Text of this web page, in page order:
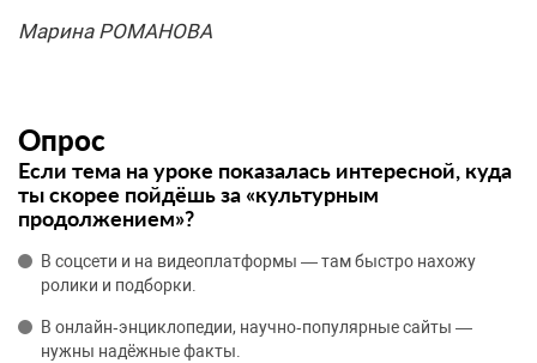
Марина РОМАНОВА
Опрос
Если тема на уроке показалась интересной, куда
ты скорее пойдёшь за «культурным
продолжением»?
В соцсети и на видеоплатформы — там быстро нахожу
ролики и подборки.
В онлайн‑энциклопедии, научно‑популярные сайты —
нужны надёжные факты.